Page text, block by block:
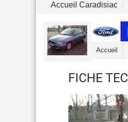
Accueil Caradisiac
Accueil
FICHE